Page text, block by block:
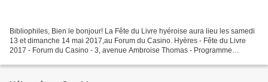
Bibliophiles, Bien le bonjour! La Fête du Livre hyéroise aura lieu les samedi
13 et dimanche 14 mai 2017,au Forum du Casino. Hyères - Fête du Livre
2017 - Forum du Casino - 3, avenue Ambroise Thomas - Programme